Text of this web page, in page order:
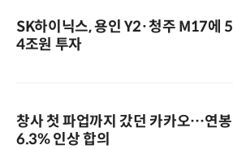
SK하이닉스, 용인 Y2·청주 M17에 5
4조원 투자
창사 첫 파업까지 갔던 카카오…연봉
6.3% 인상 합의